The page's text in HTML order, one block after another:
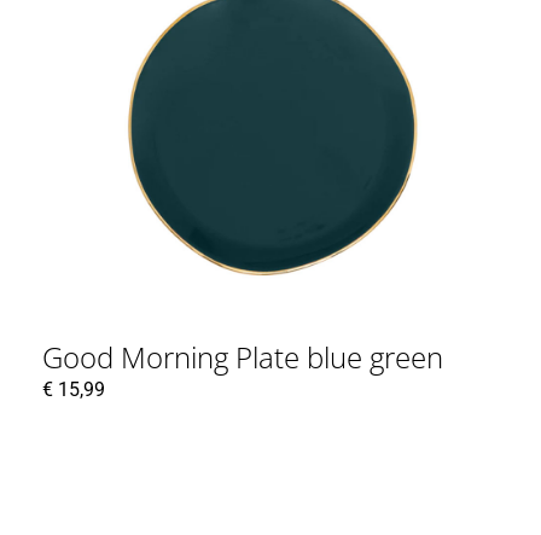
Good Morning Plate blue green
€ 15,99